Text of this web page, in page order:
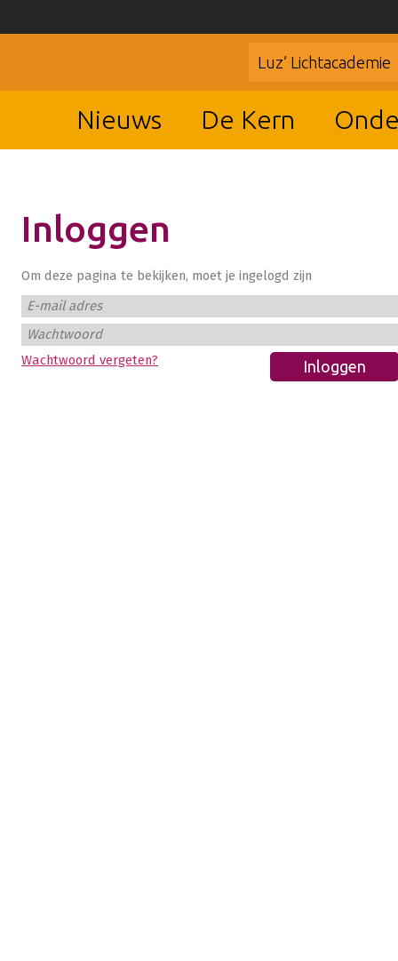
Luz’ Lichtacademie
Nieuws De Kern
Inloggen
Om deze pagina te bekijken, moet je ingelogd zijn
E-mail adres
Wachtwoord
Wachtwoord vergeten?